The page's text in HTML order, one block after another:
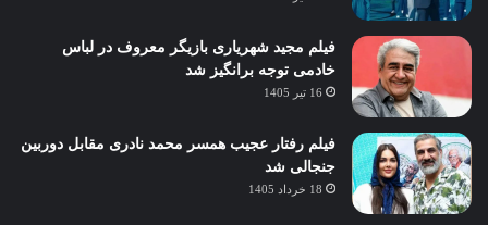
فیلم مجید شهریاری بازیگر معروف در لباس
خادمی توجه برانگیز شد
16 تیر 1405
فیلم رفتار عجیب همسر محمد نادری مقابل دوربین
جنجالی شد
18 خرداد 1405